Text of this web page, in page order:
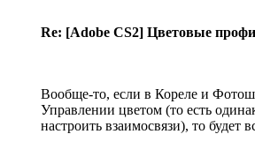
Re: [Adobe CS2] Цветовые
Вообще-то, если в Кореле и
Управлении цветом (то есть
настроить взаимосвязи), то будет